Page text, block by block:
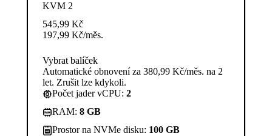
KVM 2
545,99 Kč
197,99 Kč/měs.
Vybrat balíček
Automatické obnovení za 380,99 Kč/měs. na 2
let. Zrušit lze kdykoli.
Počet jader vCPU: 2
RAM: 8 GB
Prostor na NVMe disku: 100 GB